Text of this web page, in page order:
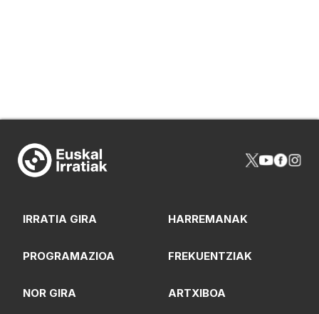
IRRATIA GIRA HARREMANAK
PROGRAMAZIOA FREKUENTZIAK
NOR GIRA ARTXIBOA